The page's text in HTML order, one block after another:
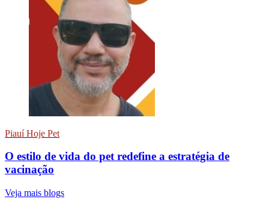
Piauí Hoje Pet
O estilo de vida do pet redefine a estratégia de
vacinação
Veja mais blogs